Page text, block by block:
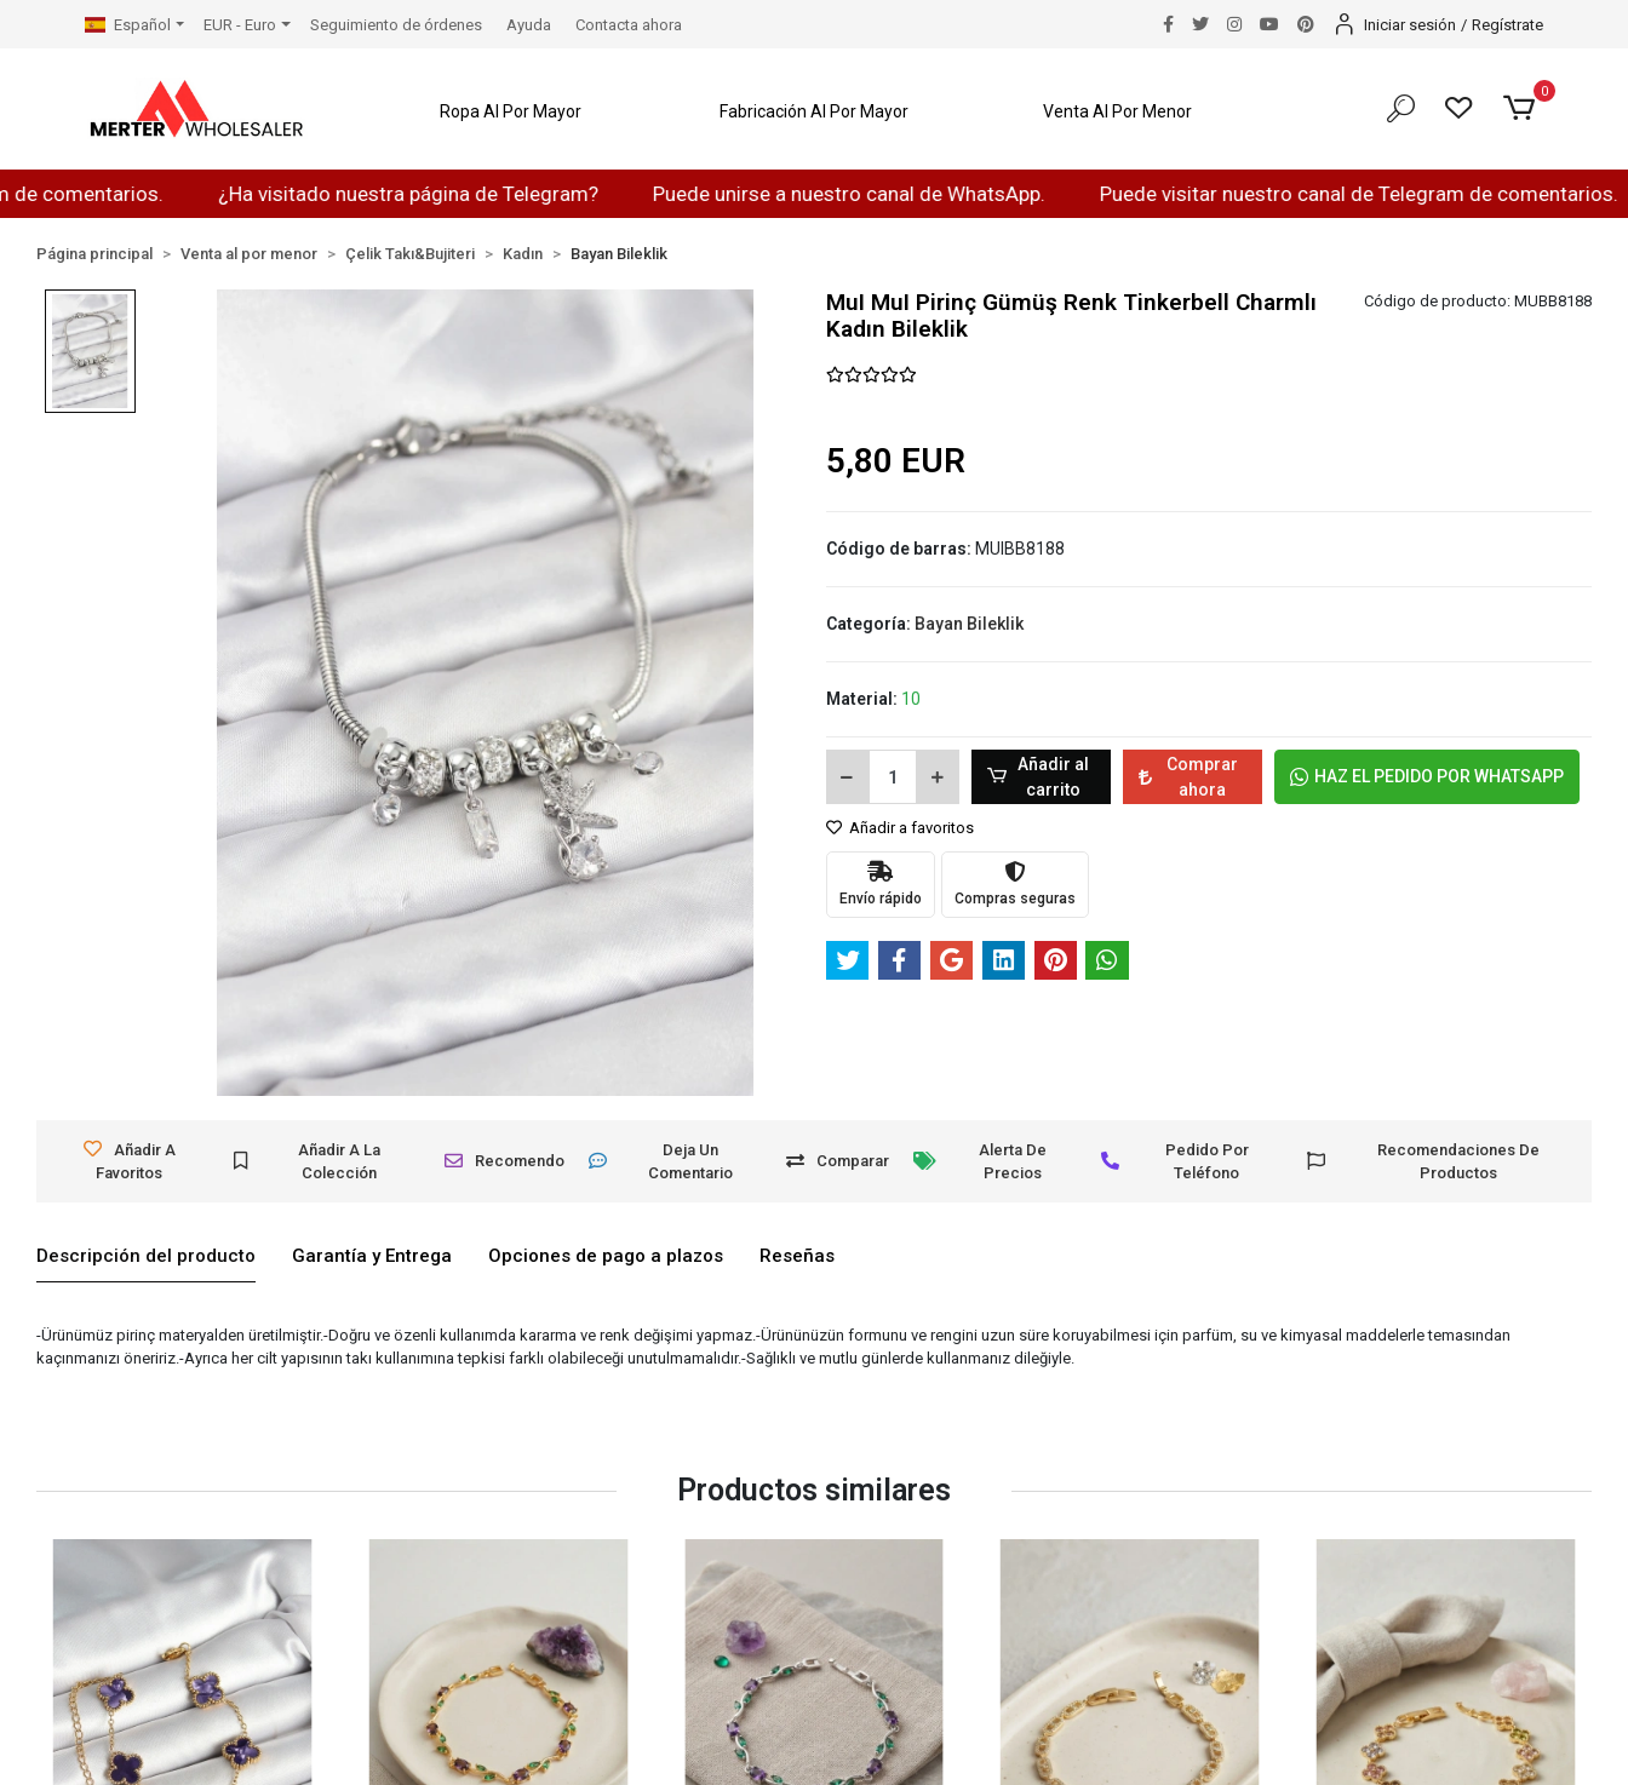
¿Ha visitado nuestra página de Telegram? Puede unirse a nuestro canal de WhatsApp. Puede visitar nuestro canal de Telegram de comentarios.
Español EUR - Euro Seguimiento de órdenes Ayuda Contacta ahora Iniciar sesión / Regístrate
Ropa Al Por Mayor Fabricación Al Por Mayor Venta Al Por Menor
0
Página principal Venta al por menor Çelik Takı&Bujiteri Kadın Bayan Bileklik
MuI MuI Pirinç Gümüş Renk Tinkerbell Charmlı
Kadın Bileklik
Código de producto: MUBB8188
5,80 EUR
Código de barras: MUIBB8188
Categoría: Bayan Bileklik
Material: 10
Añadir al
carrito
Comprar
ahora
HAZ EL PEDIDO POR WHATSAPP
Añadir a favoritos
Envío rápido Compras seguras
Añadir A
Favoritos
Añadir A La
Colección
Recomendo
Deja Un
Comentario
Comparar
Alerta De
Precios
Pedido Por
Teléfono
Recomendaciones De
Productos
Descripción del producto Garantía y Entrega Opciones de pago a plazos Reseñas
-Ürünümüz pirinç materyalden üretilmiştir.-Doğru ve özenli kullanımda kararma ve renk değişimi yapmaz.-Ürününüzün formunu ve rengini uzun süre koruyabilmesi için parfüm, su ve kimyasal maddelerle temasından
kaçınmanızı öneririz.-Ayrıca her cilt yapısının takı kullanımına tepkisi farklı olabileceği unutulmamalıdır.-Sağlıklı ve mutlu günlerde kullanmanız dileğiyle.
Productos similares